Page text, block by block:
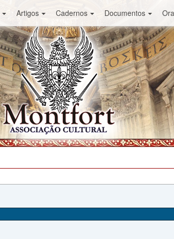
Artigos Cadernos Documentos